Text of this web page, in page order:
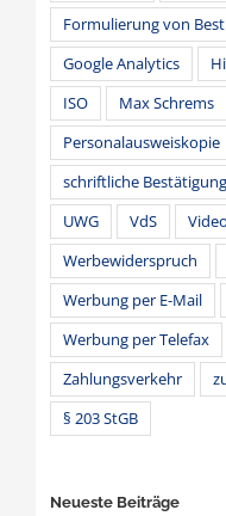
Formulierung von
Google Analytics
ISO
Max Schrems
Personalausweiskopie
schriftliche Bestätigung
UWG
VdS
Werbewiderspruch
Werbung per E-Mail
Werbung per Telefax
Zahlungsverkehr
§ 203 StGB
Neueste Beiträge